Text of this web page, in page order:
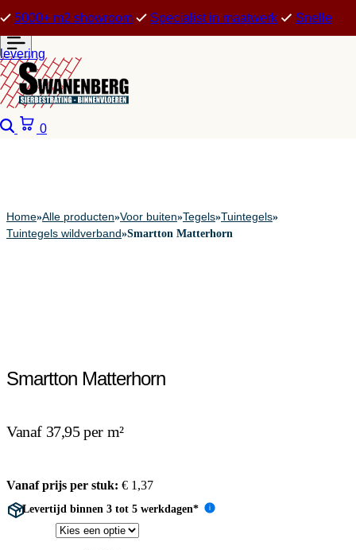
5000+ m2 showroom Specialist in maatwerk Snelle
levering
Zoeken
0
Home»Alle producten»Voor buiten»Tegels»Tuintegels»
Tuintegels wildverband»Smartton Matterhorn
Smartton Matterhorn
Vanaf 37,95 per m²
Vanaf prijs per stuk: € 1,37
Levertijd binnen 3 tot 5 werkdagen* i